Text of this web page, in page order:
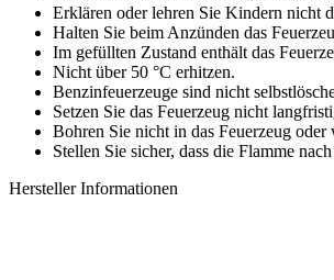
Erklären oder lehren Sie Kindern nicht
Halten Sie beim Anzünden das
Im gefüllten Zustand enthält das
Nicht über 50 °C erhitzen.
Benzinfeuerzeuge sind nicht
Setzen Sie das Feuerzeug nicht
Bohren Sie nicht in das Feuerzeug oder
Stellen Sie sicher, dass die Flamme
Hersteller Informationen